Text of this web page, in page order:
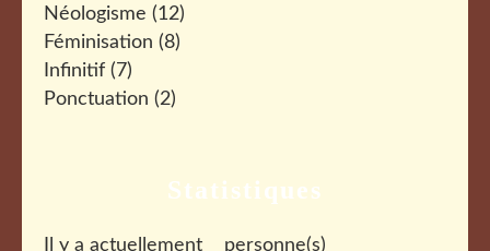
Néologisme (12)
Féminisation (8)
Infinitif (7)
Ponctuation (2)
Statistiques
Il y a actuellement personne(s)